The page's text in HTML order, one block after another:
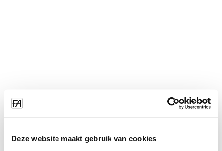
Deze website maakt gebruik van cookies